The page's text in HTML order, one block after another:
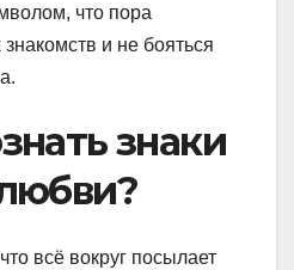
что пора
и не бояться
знаки
всё вокруг посылает